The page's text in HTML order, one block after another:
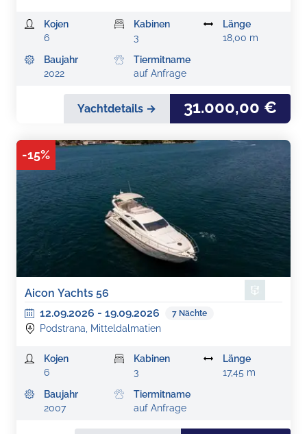
Kojen
6
Kabinen
3
Länge
18,00 m
Baujahr
2022
Tiermitname
auf Anfrage
Yachtdetails → 31.000,00 €
-15%
Aicon Yachts 56
12.09.2026 - 19.09.2026 7 Nächte
Podstrana, Mitteldalmatien
Kojen
6
Kabinen
3
Länge
17,45 m
Baujahr
2007
Tiermitname
auf Anfrage